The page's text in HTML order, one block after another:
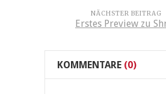
NÄCHSTER BEITRAG
Erstes Preview zu
KOMMENTARE (0)